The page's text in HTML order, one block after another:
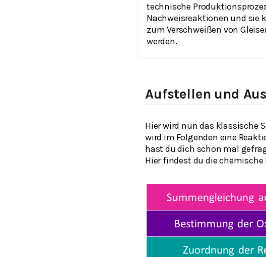
technische
Nachweisreaktionen und sie
zum Verschweißen von
werden.
Aufstellen und
Hier wird nun das klassische
wird im Folgenden eine
hast du dich schon mal
Hier findest du die chemische